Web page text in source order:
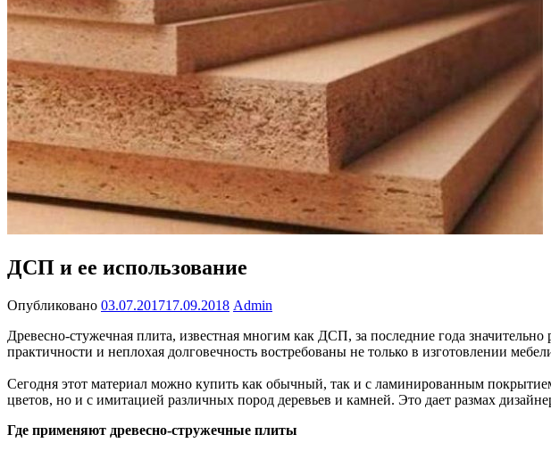
ДСП и ее использование
Опубликовано 03.07.201717.09.2018 Admin
Древесно-стужечная плита, известная многим как ДСП, за последние года
практичности и неплохая долговечность востребованы не только в изготовлении
Сегодня этот материал можно купить как обычный, так и с ламинированным
цветов, но и с имитацией различных пород деревьев и камней. Это дает размах
Где применяют древесно-стружечные плиты